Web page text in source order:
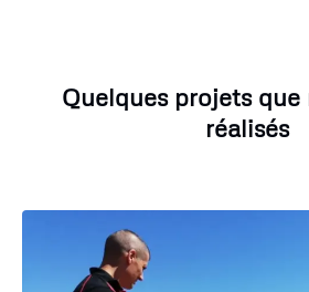
Quelques projets que
réalisés